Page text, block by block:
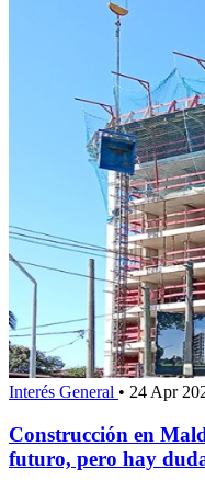
Interés General • 24 Apr
Construcción en
futuro, pero hay